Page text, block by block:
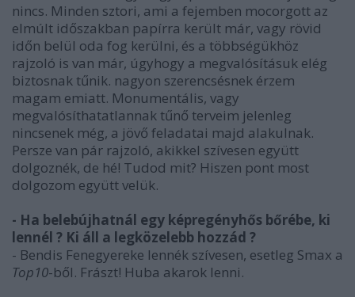
nincs. Minden sztori, ami a fejemben mocorgott az
elmúlt időszakban papírra került már, vagy rövid
időn belül oda fog kerülni, és a többségükhöz
rajzoló is van már, úgyhogy a megvalósításuk elég
biztosnak tűnik. nagyon szerencsésnek érzem
magam emiatt. Monumentális, vagy
megvalósíthatatlannak tűnő terveim jelenleg
nincsenek még, a jövő feladatai majd alakulnak.
Persze van pár rajzoló, akikkel szívesen együtt
dolgoznék, de hé! Tudod mit? Hiszen pont most
dolgozom együtt velük.
- Ha belebújhatnál egy képregényhős bőrébe, ki
lennél ? Ki áll a legközelebb hozzád ?
- Bendis Fenegyereke lennék szívesen, esetleg Smax a
Top10-ből. Frászt! Huba akarok lenni.